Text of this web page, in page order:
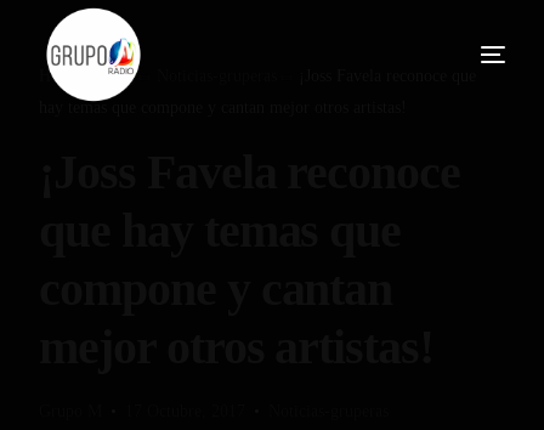
Home Blog
hay temas que compone y cantan mejor otros artistas!